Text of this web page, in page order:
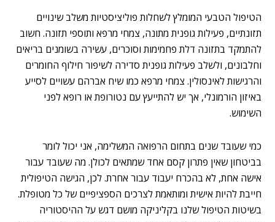
הטיפול הטבעי המומלץ לשחלות פוליציסטיות משלב שינויים
תזונתיים, פעילות גופנית מתונה, צמחי מרפא ותוספי תזונה. חשוב
להתמקד בתזונה דלת פחמימות וסוכרים, עשירה בשומנים בריאים
וחלבונים, ולשלב פעילות גופנית סדירה לשיפור חילוף החומרים
והרגישות לאינסולין. צמחי מרפא כמו שיח אברהם עשויים לסייע
באיזון הורמונלי, אך יש להתייעץ עם נטורופת או רופא לפני
השימוש.
כמי שעובד שנים בתחום הרפואה המשלימה, אני יכול לומר
בביטחון שאין פתרון קסם אחד שמתאים לכולן. מה שעובד עבור
אישה אחת, לא בהכרח יעבוד עבור אחרת. לכן, הגישה הטיפולית
חייבת להיות אישית ומותאמת לצרכים הספציפיים של כל מטופלת.
בשיטות הטיפול שלנו בקליניקה מושם דגש על ההיסטוריה